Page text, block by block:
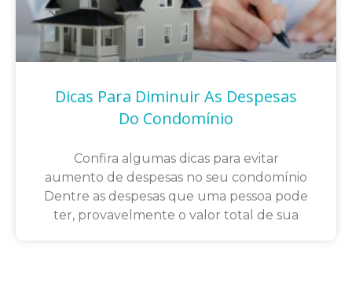
Dicas Para Diminuir As Despesas
Do Condomínio
Confira algumas dicas para evitar
aumento de despesas no seu condomínio
Dentre as despesas que uma pessoa pode
ter, provavelmente o valor total de sua